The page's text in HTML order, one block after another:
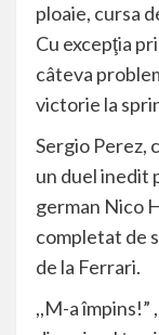
ploaie, cursa
Cu excepţia
câteva
victorie la
Sergio Perez,
un duel inedit
german Nico
completat de
de la Ferrari.
,,M-a împins!”